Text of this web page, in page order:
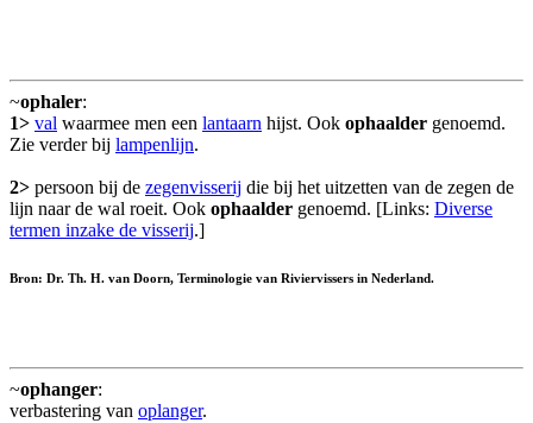
~ophaler:
1> val waarmee men een lantaarn hijst. Ook ophaalder genoemd.
Zie verder bij lampenlijn.
2> persoon bij de zegenvisserij die bij het uitzetten van de zegen de
lijn naar de wal roeit. Ook ophaalder genoemd. [Links: Diverse
termen inzake de visserij.]
Bron: Dr. Th. H. van Doorn, Terminologie van Riviervissers in Nederland.
~ophanger:
verbastering van oplanger.